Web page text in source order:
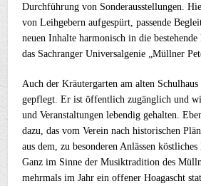
Durchführung von Sonderausstellungen.
von Leihgebern aufgespürt, passende
neuen Inhalte harmonisch in die
das Sachranger Universalgenie „Müllner
Auch der Kräutergarten am alten
gepflegt. Er ist öffentlich zugänglich und
und Veranstaltungen lebendig gehalten.
dazu, das vom Verein nach historischen
aus dem, zu besonderen Anlässen
Ganz im Sinne der Musiktradition des
mehrmals im Jahr ein offener Hoagascht